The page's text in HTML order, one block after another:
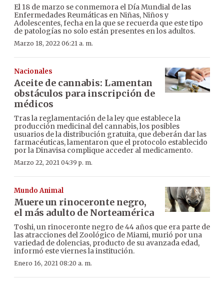
El 18 de marzo se conmemora el Día Mundial de las
Enfermedades Reumáticas en Niñas, Niños y
Adolescentes, fecha en la que se recuerda que este tipo
de patologías no solo están presentes en los adultos.
Marzo 18, 2022 06:21 a. m.
Nacionales
Aceite de cannabis: Lamentan
obstáculos para inscripción de
médicos
Tras la reglamentación de la ley que establece la
producción medicinal del cannabis, los posibles
usuarios de la distribución gratuita, que deberán dar las
farmacéuticas, lamentaron que el protocolo establecido
por la Dinavisa complique acceder al medicamento.
Marzo 22, 2021 04:39 p. m.
Mundo Animal
Muere un rinoceronte negro,
el más adulto de Norteamérica
Toshi, un rinoceronte negro de 44 años que era parte de
las atracciones del Zoológico de Miami, murió por una
variedad de dolencias, producto de su avanzada edad,
informó este viernes la institución.
Enero 16, 2021 08:20 a. m.